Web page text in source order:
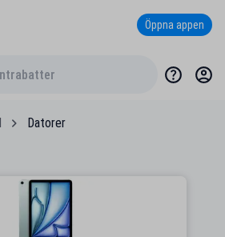
Öppna appen
Datorer